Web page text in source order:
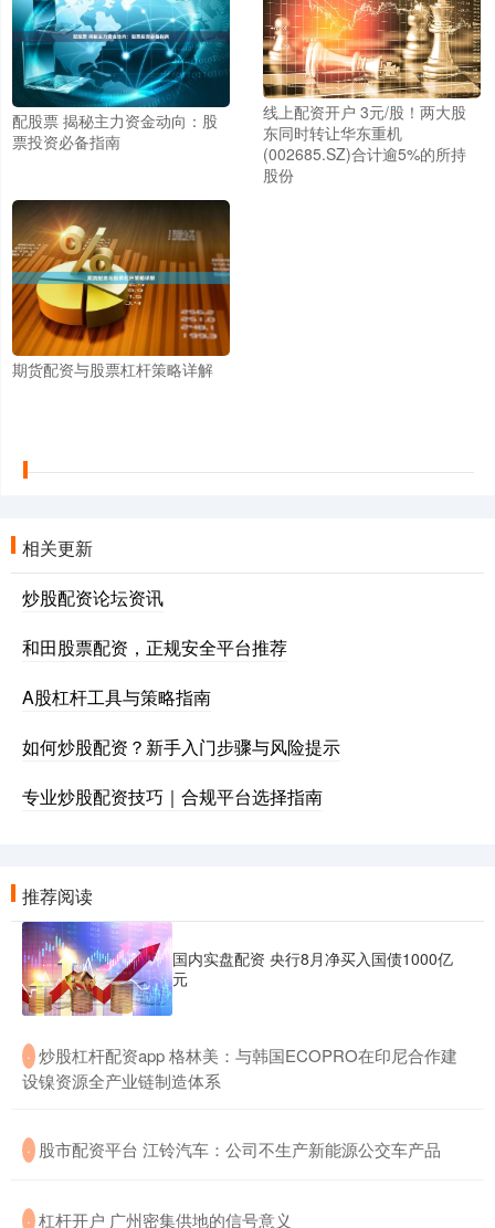
配股票 揭秘主力资金动向：股
票投资必备指南
线上配资开户 3元/股！两大股
东同时转让华东重机
(002685.SZ)合计逾5%的所持
股份
期货配资与股票杠杆策略详解
相关更新
炒股配资论坛资讯
和田股票配资，正规安全平台推荐
A股杠杆工具与策略指南
如何炒股配资？新手入门步骤与风险提示
专业炒股配资技巧｜合规平台选择指南
推荐阅读
国内实盘配资 央行8月净买入国债1000亿
元
· ​炒股杠杆配资app 格林美：与韩国ECOPRO在印尼合作建
设镍资源全产业链制造体系
· ​股市配资平台 江铃汽车：公司不生产新能源公交车产品
· ​杠杆开户 广州密集供地的信号意义